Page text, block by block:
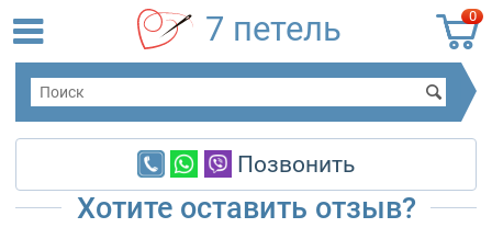
0
7 петель
Позвонить
Хотите оставить отзыв?